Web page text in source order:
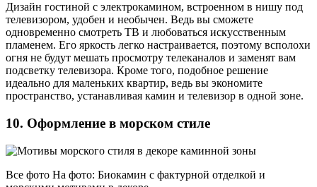
Дизайн гостиной с электрокамином, встроенном в нишу под
телевизором, удобен и необычен. Ведь вы сможете
одновременно смотреть ТВ и любоваться искусственным
пламенем. Его яркость легко настраивается, поэтому всполохи
огня не будут мешать просмотру телеканалов и заменят вам
подсветку телевизора. Кроме того, подобное решение
идеально для маленьких квартир, ведь вы экономите
пространство, устанавливая камин и телевизор в одной зоне.
10. Оформление в морском стиле
Все фото На фото: Биокамин с фактурной отделкой и